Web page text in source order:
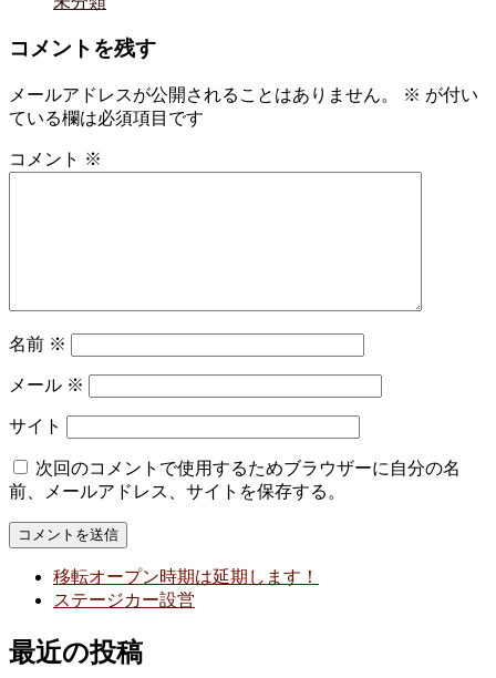
コメントを残す
メールアドレスが公開されることはありません。 ※ が付い
ている欄は必須項目です
コメント ※
名前 ※
メール ※
サイト
次回のコメントで使用するためブラウザーに自分の名
前、メールアドレス、サイトを保存する。
移転オープン時期は延期します！
ステージカー設営
最近の投稿